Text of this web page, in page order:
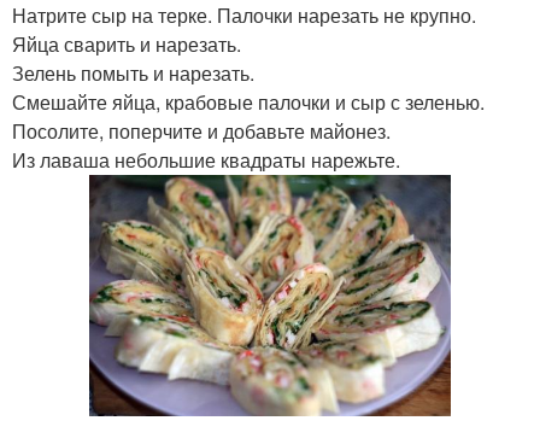
Натрите сыр на терке. Палочки нарезать не крупно.
Яйца сварить и нарезать.
Зелень помыть и нарезать.
Смешайте яйца, крабовые палочки и сыр с зеленью.
Посолите, поперчите и добавьте майонез.
Из лаваша небольшие квадраты нарежьте.